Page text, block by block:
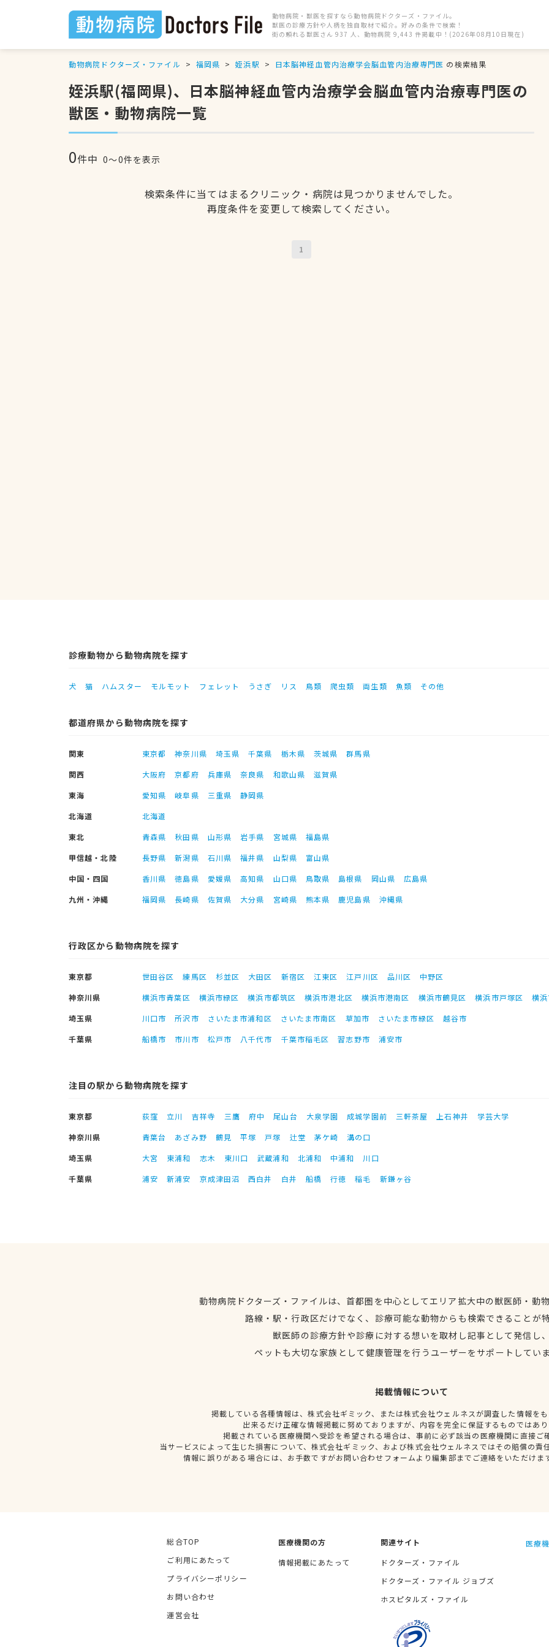
動物病院・獣医を探すなら動物病院ドクターズ・ファイル。
獣医の診療方針や人柄を独自取材で紹介。好みの条件で検索！
街の頼れる獣医さん 937 人、動物病院 9,443 件掲載中！(2026年08月10日現在)
動物病院ドクターズ・ファイル 福岡県 姪浜駅 日本脳神経血管内治療学会脳血管内治療専門医 の検索結果
姪浜駅(福岡県)、日本脳神経血管内治療学会脳血管内治療専門医の
獣医・動物病院一覧
0件中 0〜0件を表示
検索条件に当てはまるクリニック・病院は見つかりませんでした。
再度条件を変更して検索してください。
1
診療動物から動物病院を探す
犬 猫 ハムスター モルモット フェレット うさぎ リス 鳥類 爬虫類 両生類 魚類 その他
都道府県から動物病院を探す
関東 東京都 神奈川県 埼玉県 千葉県 栃木県 茨城県
群馬県
関西
大阪府 京都府 兵庫県 奈良県 和歌山県
滋賀県
東海
愛知県 岐阜県 三重県
静岡県
北海道
北海道
東北
青森県 秋田県 山形県 岩手県 宮城県
福島県
甲信越・北陸
長野県 新潟県 石川県 福井県 山梨県
富山県
中国・四国
香川県 徳島県 愛媛県 高知県 山口県 鳥取県 島根県 岡山県
広島県
九州・沖縄
福岡県 長崎県 佐賀県 大分県 宮崎県 熊本県 鹿児島県 沖縄県
行政区から動物病院を探す
東京都 世田谷区 練馬区 杉並区 大田区 新宿区 江東区 江戸川区 品川区
中野区
神奈川県
横浜市青葉区 横浜市緑区 横浜市都筑区 横浜市港北区 横浜市港南区 横浜市鶴見区 横浜市戸塚区
横
埼玉県
川口市 所沢市 さいたま市浦和区 さいたま市南区 草加市 さいたま市緑区
越谷市
千葉県
船橋市 市川市 松戸市 八千代市 千葉市稲毛区 習志野市 浦安市
注目の駅から動物病院を探す
東京都 荻窪 立川 吉祥寺 三鷹 府中 尾山台 大泉学園 成城学園前 三軒茶屋 上石神井
学芸大学
神奈川県
青葉台 あざみ野 鶴見 平塚 戸塚 辻堂 茅ケ崎
溝の口
埼玉県
大宮 東浦和 志木 東川口 武蔵浦和 北浦和 中浦和
川口
千葉県
浦安 新浦安 京成津田沼 西白井 白井 船橋 行徳 稲毛 新鎌ヶ谷
動物病院ドクターズ・ファイルは、首都圏を中心としてエリア拡大中の獣医師・動
路線・駅・行政区だけでなく、診療可能な動物からも検索できることが
獣医師の診療方針や診療に対する想いを取材し記事として発信し
ペットも大切な家族として健康管理を行うユーザーをサポートしてい
掲載情報について
掲載している各種情報は、株式会社ギミック、または株式会社ウェルネスが調査した情報を
出来るだけ正確な情報掲載に努めておりますが、内容を完全に保証するものではあ
掲載されている医療機関へ受診を希望される場合は、事前に必ず該当の医療機関に直接ご
当サービスによって生じた損害について、株式会社ギミック、および株式会社ウェルネスではその賠償の責
情報に誤りがある場合には、お手数ですがお問い合わせフォームより編集部までご連絡をいただけま
総合TOP
ご利用にあたって
プライバシーポリシー
お問い合わせ
運営会社
医療機関の方
情報掲載にあたって
関連サイト
ドクターズ・ファイル
ドクターズ・ファイル ジョブズ
ホスピタルズ・ファイル
医療